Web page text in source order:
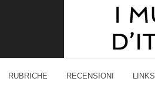
RUBRICHE RECENSIONI LINKS